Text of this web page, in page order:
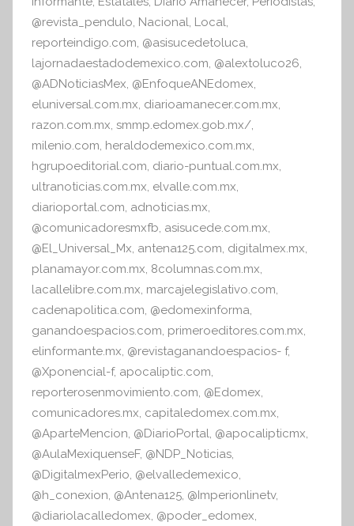
@revista_pendulo, Nacional, Local,
reporteindigo.com, @asisucedetoluca,
lajornadaestadodemexico.com, @alextoluco26,
@ADNoticiasMex, @EnfoqueANEdomex,
eluniversal.com.mx, diarioamanecer.com.mx,
razon.com.mx, smmp.edomex.gob.mx/,
milenio.com, heraldodemexico.com.mx,
hgrupoeditorial.com, diario-puntual.com.mx,
ultranoticias.com.mx, elvalle.com.mx,
diarioportal.com, adnoticias.mx,
@comunicadoresmxfb, asisucede.com.mx,
@El_Universal_Mx, antena125.com, digitalmex.mx,
planamayor.com.mx, 8columnas.com.mx,
lacallelibre.com.mx, marcajelegislativo.com,
cadenapolitica.com, @edomexinforma,
ganandoespacios.com, primeroeditores.com.mx,
elinformante.mx, @revistaganandoespacios- f,
@Xponencial-f, apocaliptic.com,
reporterosenmovimiento.com, @Edomex,
comunicadores.mx, capitaledomex.com.mx,
@AparteMencion, @DiarioPortal, @apocalipticmx,
@AulaMexiquenseF, @NDP_Noticias,
@DigitalmexPerio, @elvalledemexico,
@h_conexion, @Antena125, @Imperionlinetv,
@diariolacalledomex, @poder_edomex,